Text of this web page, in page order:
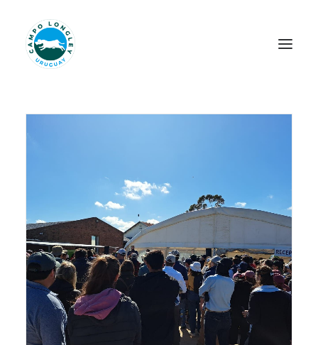
NOVEDADES
PROYECTOS